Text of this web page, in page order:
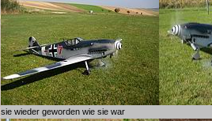
sie wieder geworden wie sie war